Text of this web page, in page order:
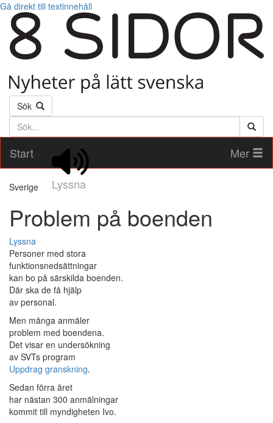
Gå direkt till textinnehåll
Sök
Söktext
Start
Lyssna
Mer
Sverige
Problem på boenden
Lyssna
Personer med stora
funktionsnedsättningar
kan bo på särskilda boenden.
Där ska de få hjälp
av personal.
Men många anmäler
problem med boendena.
Det visar en undersökning
av SVTs program
Uppdrag granskning.
Sedan förra året
har nästan 300 anmälningar
kommit till myndigheten Ivo.